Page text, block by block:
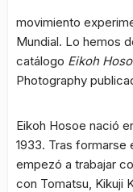
movimiento
Mundial. Lo hemos
catálogo Eikoh
Photography
Eikoh Hosoe nació
1933. Tras formarse
empezó a trabajar
con Tomatsu, Kikuji